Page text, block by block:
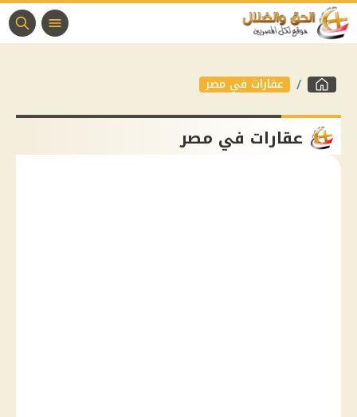
عقارات في مصر
عقارات في مصر